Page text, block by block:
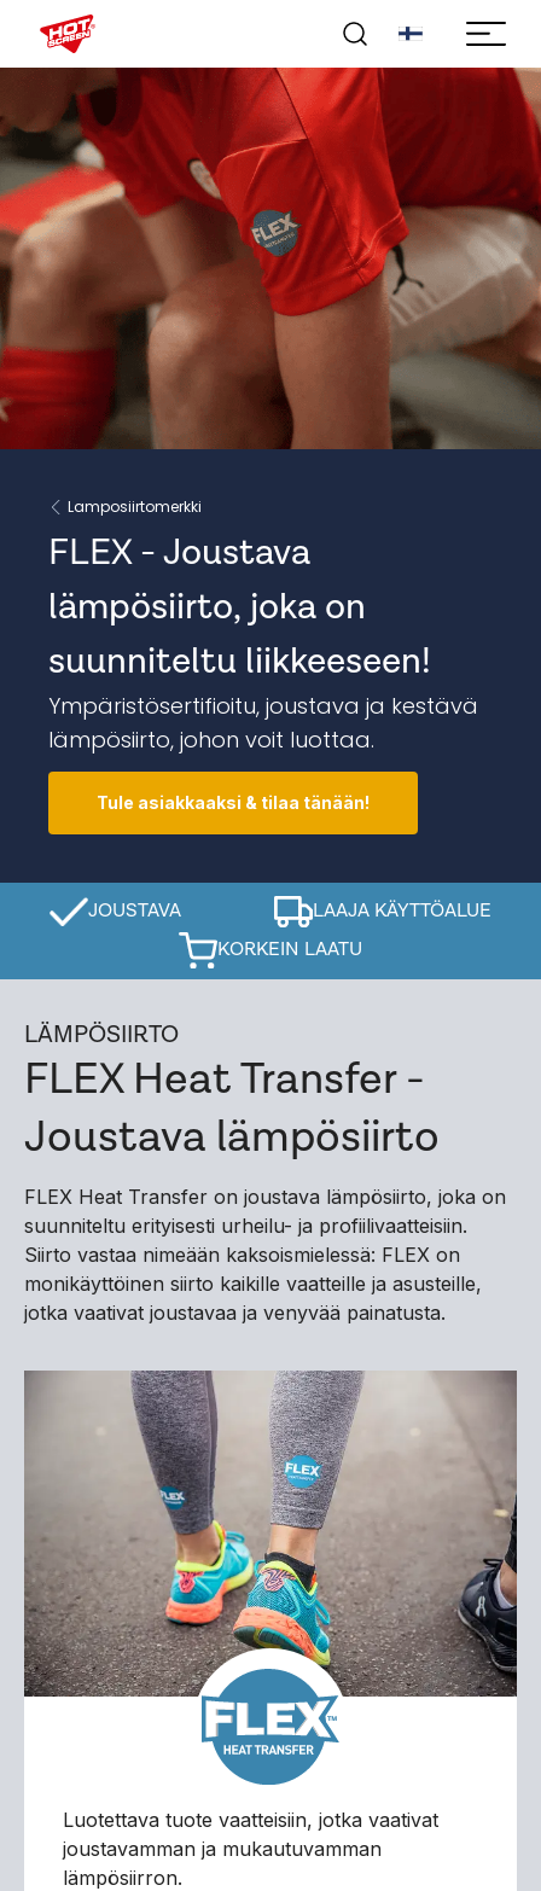
Lamposiirtomerkki
FLEX - Joustava
lämpösiirto, joka on
suunniteltu liikkeeseen!
Ympäristösertifioitu, joustava ja kestävä
lämpösiirto, johon voit luottaa.
Tule asiakkaaksi & tilaa tänään!
JOUSTAVA
LAAJA KÄYTTÖALUE
KORKEIN LAATU
LÄMPÖSIIRTO
FLEX Heat Transfer -
Joustava lämpösiirto
FLEX Heat Transfer on joustava lämpösiirto, joka on
suunniteltu erityisesti urheilu- ja profiilivaatteisiin.
Siirto vastaa nimeään kaksoismielessä: FLEX on
monikäyttöinen siirto kaikille vaatteille ja asusteille,
jotka vaativat joustavaa ja venyvää painatusta.
Luotettava tuote vaatteisiin, jotka vaativat
joustavamman ja mukautuvamman
lämpösiirron.